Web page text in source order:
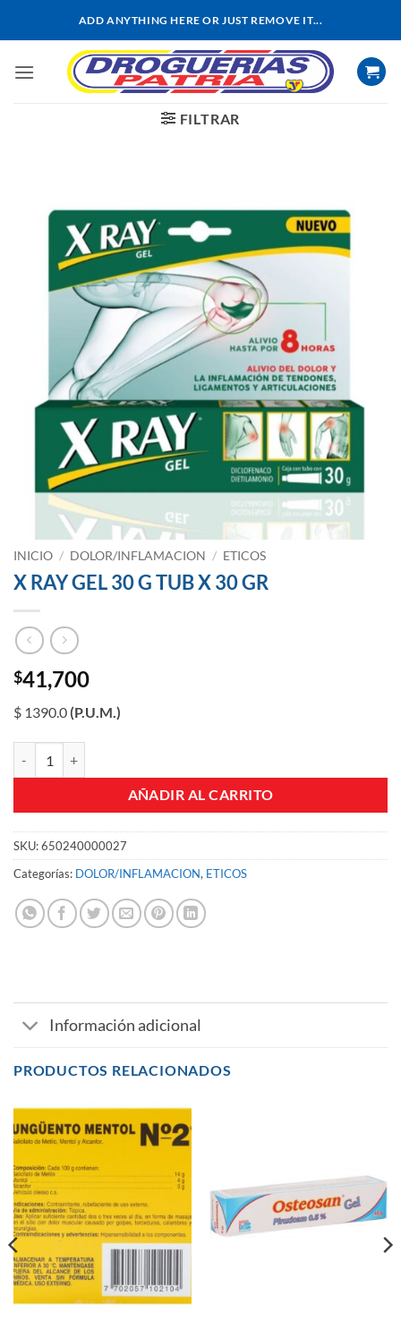
ADD ANYTHING HERE OR JUST REMOVE IT...
FILTRAR
INICIO / DOLOR/INFLAMACION / ETICOS
X RAY GEL 30 G TUB X 30 GR
$41,700
$ 1390.0(P.U.M.)
AÑADIR AL CARRITO
SKU:650240000027
Categorías: DOLOR/INFLAMACION, ETICOS
Información adicional
PRODUCTOS RELACIONADOS